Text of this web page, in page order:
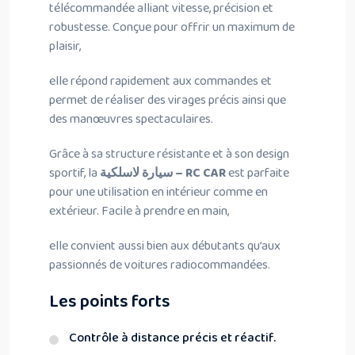
télécommandée alliant vitesse, précision et
robustesse. Conçue pour offrir un maximum de
plaisir,
elle répond rapidement aux commandes et
permet de réaliser des virages précis ainsi que
des manœuvres spectaculaires.
Grâce à sa structure résistante et à son design
sportif, la
سيارة لاسلكية – RC CARest parfaite
pour une utilisation en intérieur comme en
extérieur. Facile à prendre en main,
elle convient aussi bien aux débutants qu’aux
passionnés de voitures radiocommandées.
Les points forts
Contrôle à distance précis et réactif.